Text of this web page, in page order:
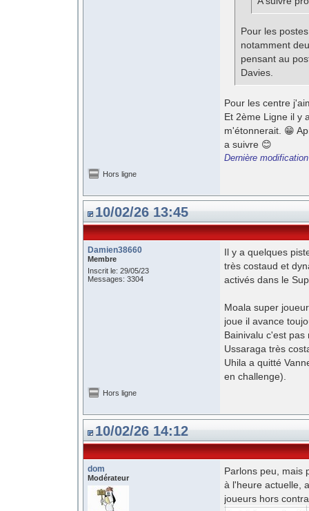
Pour les
notamment
pensant au
Davies.
Pour les centre
Et 2ème Ligne il y
m'étonnerait. 😁
a suivre 😊
Dernière
Hors ligne
10/02/26 13:45
Damien38660
Membre
Inscrit le: 29/05/23
Messages: 3304
Il y a quelques
très costaud et
activés dans le
Moala super
joue il avance
Bainivalu c'est
Ussaraga très
Uhila a quitté
en challenge).
Hors ligne
10/02/26 14:12
dom
Modérateur
Parlons peu, mais
à l'heure actuelle,
joueurs hors